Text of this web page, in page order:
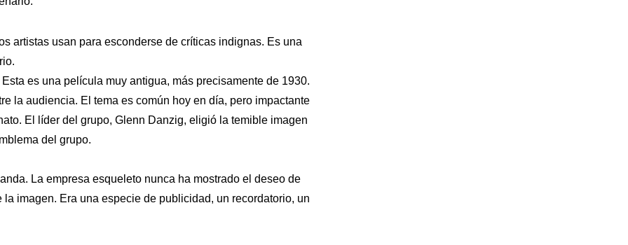
artistas usan para esconderse de críticas indignas. Es una
es una película muy antigua, más precisamente de 1930.
la audiencia. El tema es común hoy en día, pero impactante
El líder del grupo, Glenn Danzig, eligió la temible imagen
del grupo.
La empresa esqueleto nunca ha mostrado el deseo de
imagen. Era una especie de publicidad, un recordatorio, un